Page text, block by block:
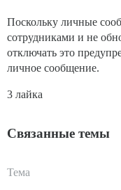
Поскольку личные
сотрудниками и не
отключать это
личное сообщение.
3 лайка
Связанные темы
Тема